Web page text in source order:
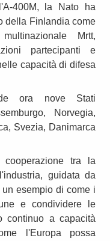
400M, la Nato ha
della Finlandia come
Mrtt,
partecipanti e
capacità di difesa
ora nove Stati
Norvegia,
Svezia, Danimarca
cooperazione tra la
guidata da
esempio di come i
e condividere le
continuo a capacità
l'Europa possa